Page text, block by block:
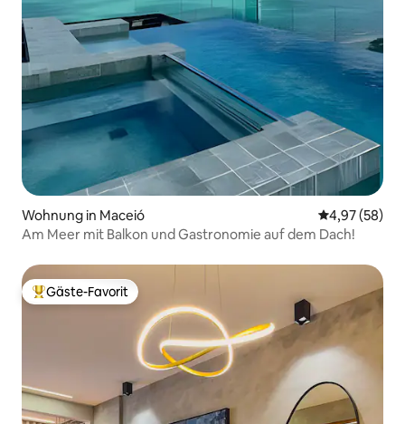
Wohnung in Maceió
4,97 (58)
Am Meer mit Balkon und Gastronomie auf dem Dach!
Beliebter Gäste-Favorit.
Gäste-Favorit